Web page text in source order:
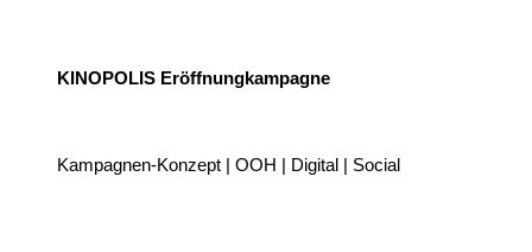
KINOPOLIS Eröffnungkampagne
Kampagnen-Konzept | OOH | Digital | Social